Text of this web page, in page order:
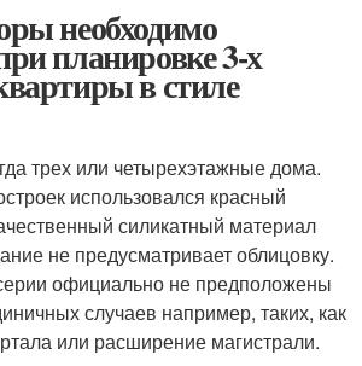
необходимо
планировке 3-х
в стиле
трех или четырехэтажные дома.
использовался красный
силикатный материал
не предусматривает облицовку.
официально не предположены
случаев например, таких, как
или расширение магистрали.